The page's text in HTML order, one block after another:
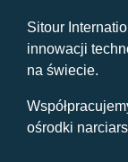
Sitour
innowacji
na świecie.
ośrodki